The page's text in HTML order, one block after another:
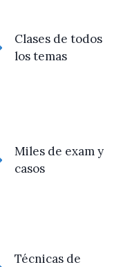
Clases de todos
los temas
Miles de exam y
casos
Técnicas de